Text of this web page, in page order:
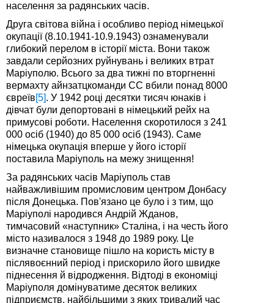
населення за радянських часів.
Друга світова війна і особливо період німецької
окупації (8.10.1941-10.9.1943) ознаменували
глибокий перелом в історії міста. Вони також
завдали серйозних руйнувань і великих втрат
Маріуполю. Всього за два тижні по вторгненні
вермахту айнзатцкоманди СС вбили понад 8000
євреїв[5]. У 1942 році десятки тисяч юнаків і
дівчат були депортовані в німецький рейх на
примусові роботи. Населення скоротилося з 241
000 осіб (1940) до 85 000 осіб (1943). Саме
німецька окупація вперше у його історії
поставила Маріуполь на межу знищення!
За радянських часів Маріуполь став
найважливішим промисловим центром Донбасу
після Донецька. Пов'язано це було і з тим, що
Маріуполі народився Андрій Жданов,
тимчасовий «наступник» Сталіна, і на честь його
місто називалося з 1948 до 1989 року. Це
визначне становище пішло на користь місту в
післявоєнний період і прискорило його швидке
піднесення й відродження. Відтоді в економіці
Маріуполя домінуватиме десяток великих
підприємств, найбільшими з яких тривалий час